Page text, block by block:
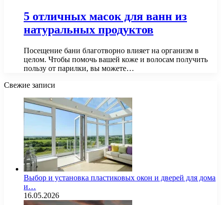
5 отличных масок для ванн из
натуральных продуктов
Посещение бани благотворно влияет на организм в
целом. Чтобы помочь вашей коже и волосам получить
пользу от парилки, вы можете…
Свежие записи
Выбор и установка пластиковых окон и дверей для дома
и…
16.05.2026